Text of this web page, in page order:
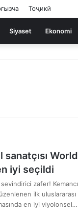
Тоҷикӣ
Siyaset Ekonomi
World
iyi seçildi
zafer! Kemancı
ilk uluslararası
en iyi viyolonsel…